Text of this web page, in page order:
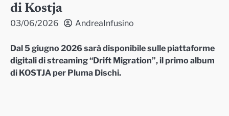
di Kostja
03/06/2026 AndreaInfusino
Dal 5 giugno 2026 sarà disponibile sulle piattaforme
digitali di streaming “Drift Migration”, il primo album
di KOSTJA per Pluma Dischi.